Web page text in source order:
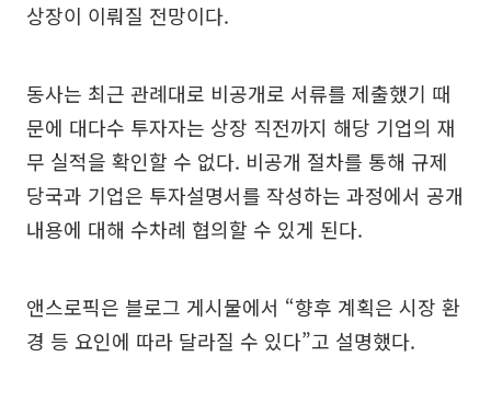
상장이 이뤄질 전망이다.
동사는 최근 관례대로 비공개로 서류를 제출했기 때
문에 대다수 투자자는 상장 직전까지 해당 기업의 재
무 실적을 확인할 수 없다. 비공개 절차를 통해 규제
당국과 기업은 투자설명서를 작성하는 과정에서 공개
내용에 대해 수차례 협의할 수 있게 된다.
앤스로픽은 블로그 게시물에서 “향후 계획은 시장 환
경 등 요인에 따라 달라질 수 있다”고 설명했다.